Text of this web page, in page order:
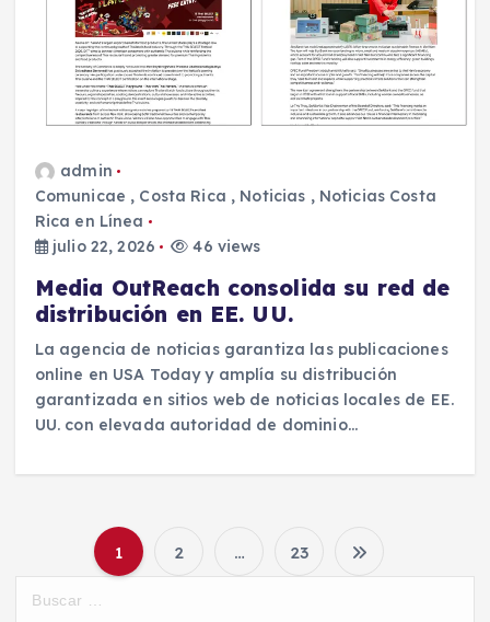
admin
Comunicae , Costa Rica , Noticias , Noticias Costa
Rica en Línea
julio 22, 2026
46 views
Media OutReach consolida su red de
distribución en EE. UU.
La agencia de noticias garantiza las publicaciones
online en USA Today y amplía su distribución
garantizada en sitios web de noticias locales de EE.
UU. con elevada autoridad de dominio…
P
1 2 … 23